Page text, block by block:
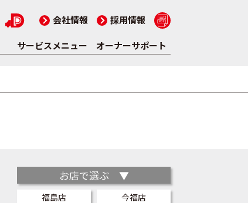
会社情報 採用情報
サービスメニュー オーナーサポート
お店で選ぶ ▼
福島店
今福店